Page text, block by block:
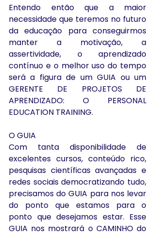
Entendo então que a maior
necessidade que teremos no futuro
da educação para conseguirmos
manter a motivação, a
assertividade, o aprendizado
contínuo e o melhor uso do tempo
será a figura de um GUIA ou um
GERENTE DE PROJETOS DE
APRENDIZADO: O PERSONAL
EDUCATION TRAINING.
O GUIA
Com tanta disponibilidade de
excelentes cursos, conteúdo rico,
pesquisas científicas avançadas e
redes sociais democratizando tudo,
precisamos do GUIA para nos levar
do ponto que estamos para o
ponto que desejamos estar. Esse
GUIA nos mostrará o CAMINHO do